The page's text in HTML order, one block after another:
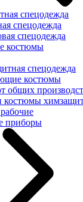
спецодежда
спецодежда
спецодежда
костюмы
спецодежда
костюмы
общих
костюмы
приборы